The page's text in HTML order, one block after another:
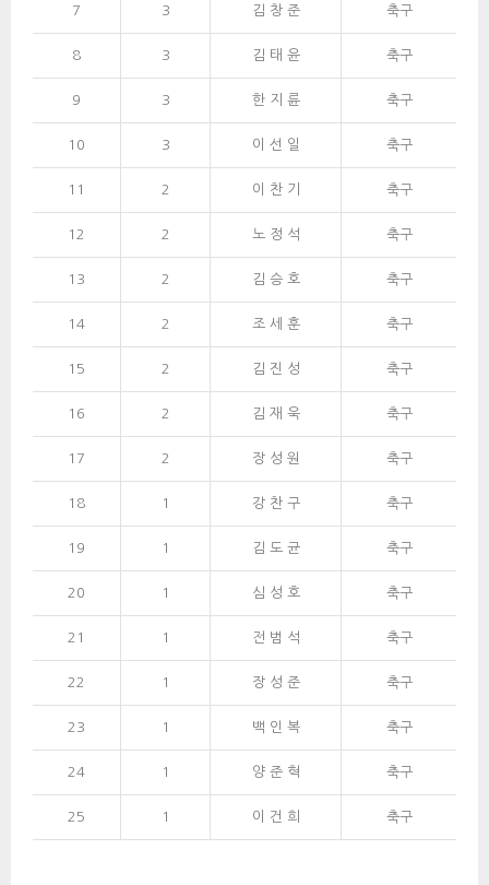
7 3 김 창 준 축구
8 3 김 태 윤 축구
9 3 한 지 륜 축구
10 3 이 선 일 축구
11 2 이 찬 기 축구
12 2 노 정 석 축구
13 2 김 승 호 축구
14 2 조 세 훈 축구
15 2 김 진 성 축구
16 2 김 재 욱 축구
17 2 장 성 원 축구
18 1 강 찬 구 축구
19 1 김 도 균 축구
20 1 심 성 호 축구
21 1 전 범 석 축구
22 1 장 성 준 축구
23 1 백 인 복 축구
24 1 양 준 혁 축구
25 1 이 건 희 축구